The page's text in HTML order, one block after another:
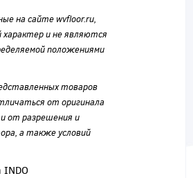
на сайте wvfloor.ru,
и не являются
положениями
товаров
от оригинала
от разрешения и
а также условий